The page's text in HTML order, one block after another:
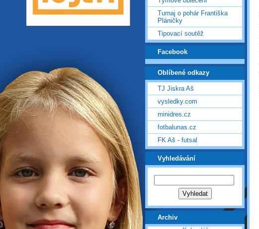
Turnaj o pohár Františka
Pláničky
Tipovací soutěž
Facebook
Oblíbené odkazy
TJ Jiskra Aš
vysledky.com
minidres.cz
fotbalunas.cz
FK Aš - futsal
Vyhledávání
Archiv